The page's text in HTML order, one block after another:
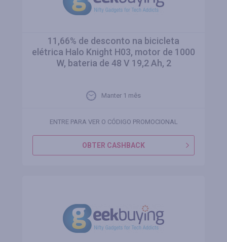
11,66% de desconto na bicicleta
elétrica Halo Knight H03, motor de 1000
W, bateria de 48 V 19,2 Ah, 2
Manter 1 mês
ENTRE PARA VER O CÓDIGO PROMOCIONAL
OBTER CASHBACK